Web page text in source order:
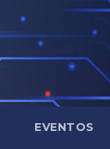
EVENTOS